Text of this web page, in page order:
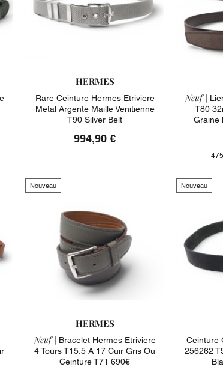
HERMES
Rare Ceinture Hermes Etriviere
Metal Argente Maille Venitienne
T90 Silver Belt
994,90 €
Neuf |
T80
Graine
Nouveau
HERMES
Neuf | Bracelet Hermes Etriviere
4 Tours T15.5 A 17 Cuir Gris Ou
Ceinture T71 690€
Nouveau
Ceinture
256262